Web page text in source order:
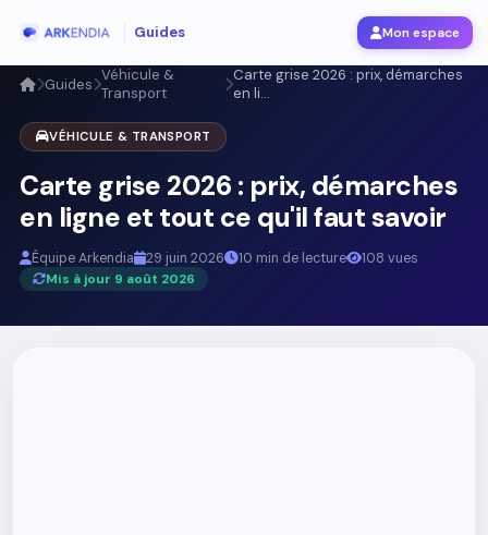
Guides Mon espace
Guides Véhicule &
Transport
Carte grise 2026 : prix, démarches
en li...
VÉHICULE & TRANSPORT
Carte grise 2026 : prix, démarches
en ligne et tout ce qu'il faut savoir
Équipe Arkendia 29 juin 2026 10 min de lecture
108 vues
Mis à jour 9 août 2026